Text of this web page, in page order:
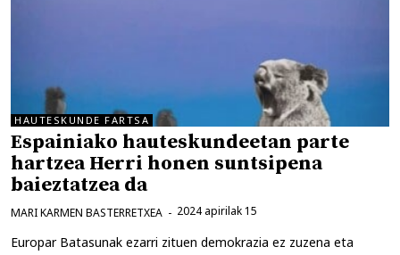
HAUTESKUNDE FARTSA
Espainiako hauteskundeetan parte
hartzea Herri honen suntsipena
baieztatzea da
2024 apirilak 15
MARI KARMEN BASTERRETXEA
Europar Batasunak ezarri zituen demokrazia ez zuzena eta